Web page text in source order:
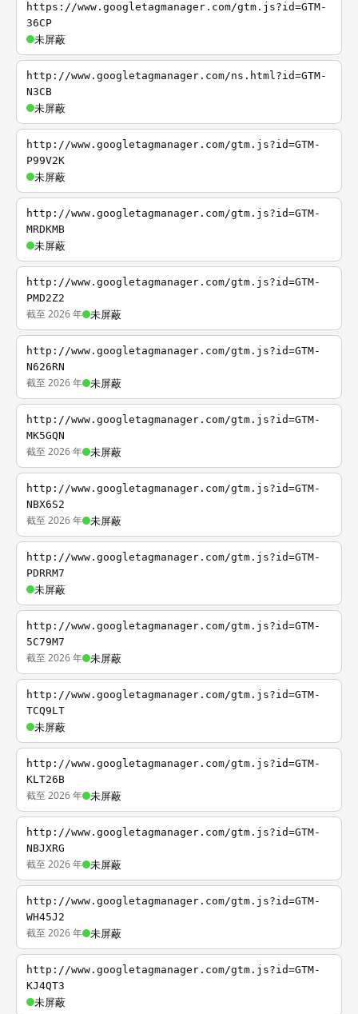
https://www.googletagmanager.com/gtm.js?id=GTM-
36CP
未屏蔽
http://www.googletagmanager.com/ns.html?id=GTM-
N3CB
未屏蔽
http://www.googletagmanager.com/gtm.js?id=GTM-
P99V2K
未屏蔽
http://www.googletagmanager.com/gtm.js?id=GTM-
MRDKMB
未屏蔽
http://www.googletagmanager.com/gtm.js?id=GTM-
PMD2Z2
截至 2026 年 未屏蔽
http://www.googletagmanager.com/gtm.js?id=GTM-
N626RN
截至 2026 年 未屏蔽
http://www.googletagmanager.com/gtm.js?id=GTM-
MK5GQN
截至 2026 年 未屏蔽
http://www.googletagmanager.com/gtm.js?id=GTM-
NBX6S2
截至 2026 年 未屏蔽
http://www.googletagmanager.com/gtm.js?id=GTM-
PDRRM7
未屏蔽
http://www.googletagmanager.com/gtm.js?id=GTM-
5C79M7
截至 2026 年 未屏蔽
http://www.googletagmanager.com/gtm.js?id=GTM-
TCQ9LT
未屏蔽
http://www.googletagmanager.com/gtm.js?id=GTM-
KLT26B
截至 2026 年 未屏蔽
http://www.googletagmanager.com/gtm.js?id=GTM-
NBJXRG
截至 2026 年 未屏蔽
http://www.googletagmanager.com/gtm.js?id=GTM-
WH45J2
截至 2026 年 未屏蔽
http://www.googletagmanager.com/gtm.js?id=GTM-
KJ4QT3
未屏蔽